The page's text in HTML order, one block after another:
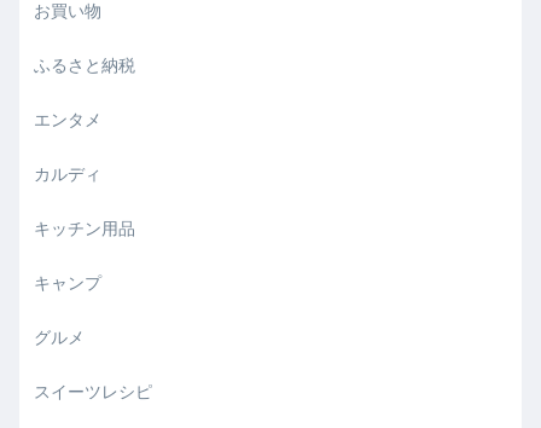
お買い物
ふるさと納税
エンタメ
カルディ
キッチン用品
キャンプ
グルメ
スイーツレシピ